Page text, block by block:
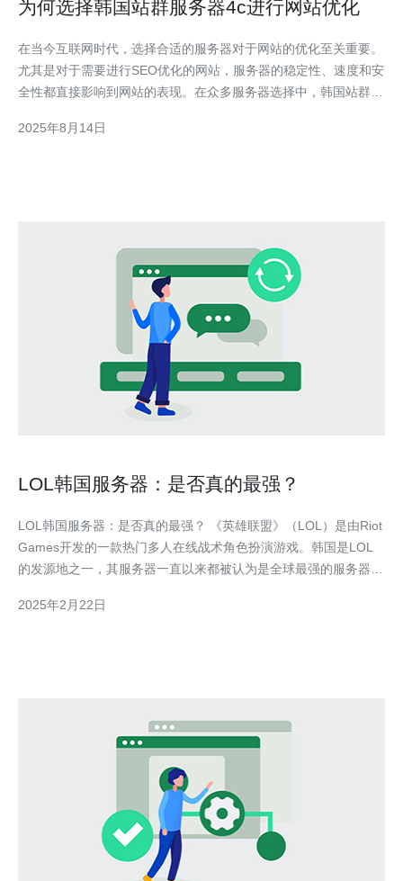
为何选择韩国站群服务器4c进行网站优化
在当今互联网时代，选择合适的服务器对于网站的优化至关重要。
尤其是对于需要进行SEO优化的网站，服务器的稳定性、速度和安
全性都直接影响到网站的表现。在众多服务器选择中，韩国站群服
文将深入评测和介绍韩国站群服务器4c，帮助您了解为何这是最
2025年8月14日
LOL韩国服务器：是否真的最强？
LOL韩国服务器：是否真的最强？ 《英雄联盟》（LOL）是由Riot
Games开发的一款热门多人在线战术角色扮演游戏。韩国是LOL
的发源地之一，其服务器一直以来都被认为是全球最强的服务器之
并与其他服务器进行比较。
2025年2月22日